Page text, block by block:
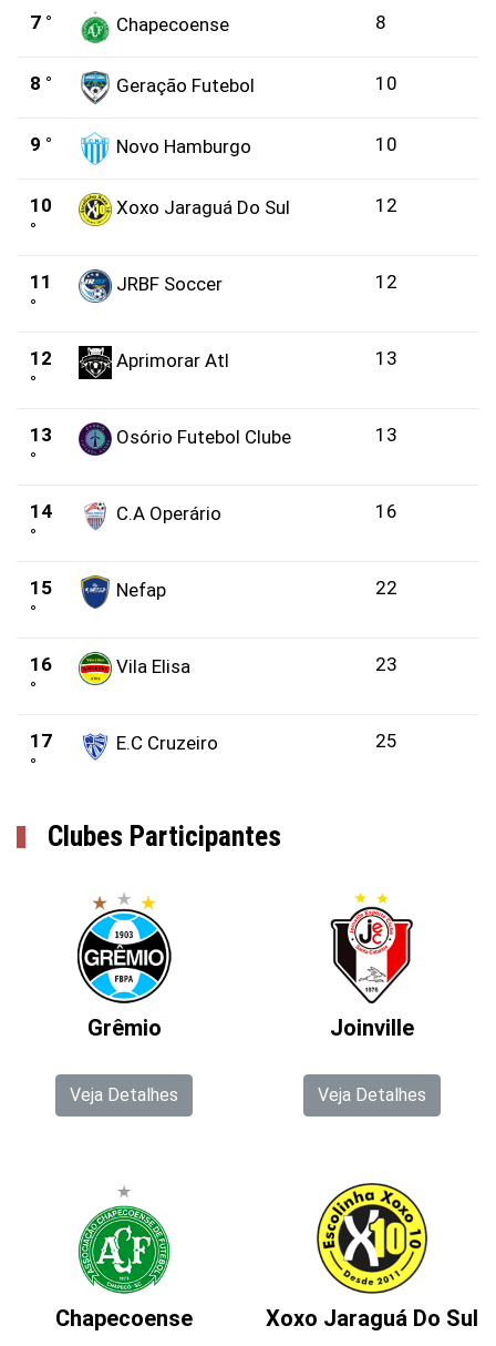
7 ° Chapecoense 8
8 ° Geração Futebol 10
9 ° Novo Hamburgo 10
10
°
Xoxo Jaraguá Do Sul 12
11
°
JRBF Soccer 12
12
°
Aprimorar Atl 13
13
°
Osório Futebol Clube 13
14
°
C.A Operário 16
15
°
Nefap 22
16
°
Vila Elisa 23
17
°
E.C Cruzeiro 25
Clubes Participantes
Grêmio
Veja Detalhes
Joinville
Veja Detalhes
Chapecoense Xoxo Jaraguá Do Sul